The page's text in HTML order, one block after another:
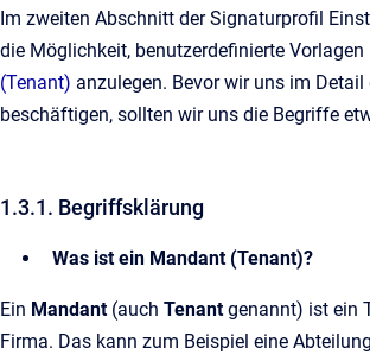
Im zweiten Abschnitt der Signaturprofil
die Möglichkeit, benutzerdefinierte Vorlagen
(Tenant) anzulegen. Bevor wir uns im
beschäftigen, sollten wir uns die Begriffe
1.3.1. Begriffsklärung
Was ist ein Mandant (Tenant)?
Ein Mandant(auch Tenantgenannt) ist ein
Firma. Das kann zum Beispiel eine